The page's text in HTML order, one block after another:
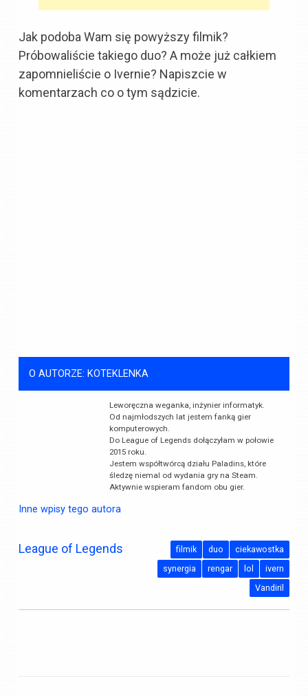
Jak podoba Wam się powyższy filmik?
Próbowaliście takiego duo? A może już całkiem
zapomnieliście o Ivernie? Napiszcie w
komentarzach co o tym sądzicie.
O AUTORZE: KOTEKLENKA
Leworęczna weganka, inżynier informatyk.
Od najmłodszych lat jestem fanką gier
komputerowych.
Do League of Legends dołączyłam w połowie
2015 roku.
Jestem współtwórcą działu Paladins, które
śledzę niemal od wydania gry na Steam.
Aktywnie wspieram fandom obu gier.
Inne wpisy tego autora
League of Legends ciekawostka
duo
filmik
ivern
lol
rengar
synergia
Vandiril